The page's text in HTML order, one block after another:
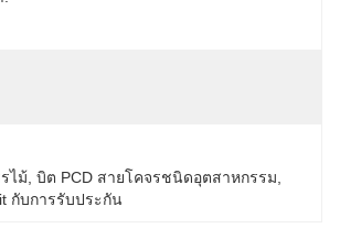
ไม้ บิต PCD สายโคจรชนิดอุตสาหกรรม
กับการรับประกัน